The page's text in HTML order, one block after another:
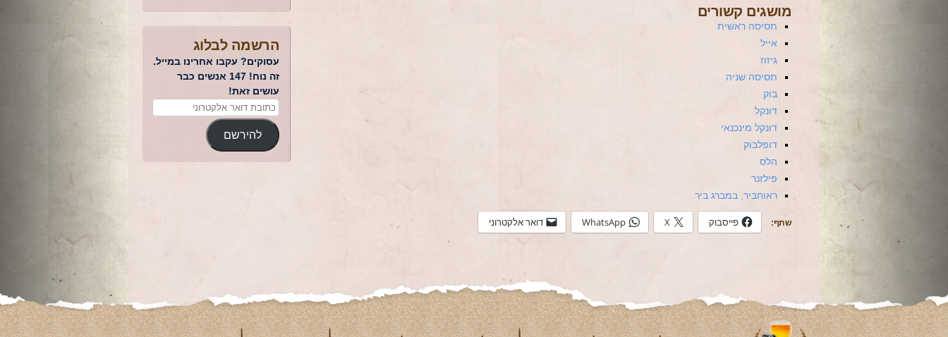
מושגים קשורים
תסיסה ראשית
אייל
גיזוז
תסיסה שניה
בוק
דונקל
דונקל מינכנאי
דופלבוק
הלס
פילזנר
ראוחביר, במברג ביר
שתף: פייסבוק X
WhatsApp דואר אלקטרוני
הרשמה לבלוג
עסוקים? עקבו אחרינו במייל.
זה נוח! 147 אנשים כבר
עושים זאת!
להירשם